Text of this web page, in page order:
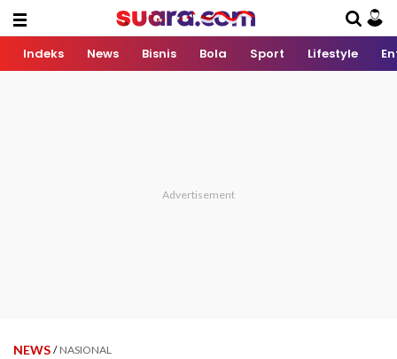
Indeks News Bisnis Bola Sport Lifestyle
NEWS / NASIONAL